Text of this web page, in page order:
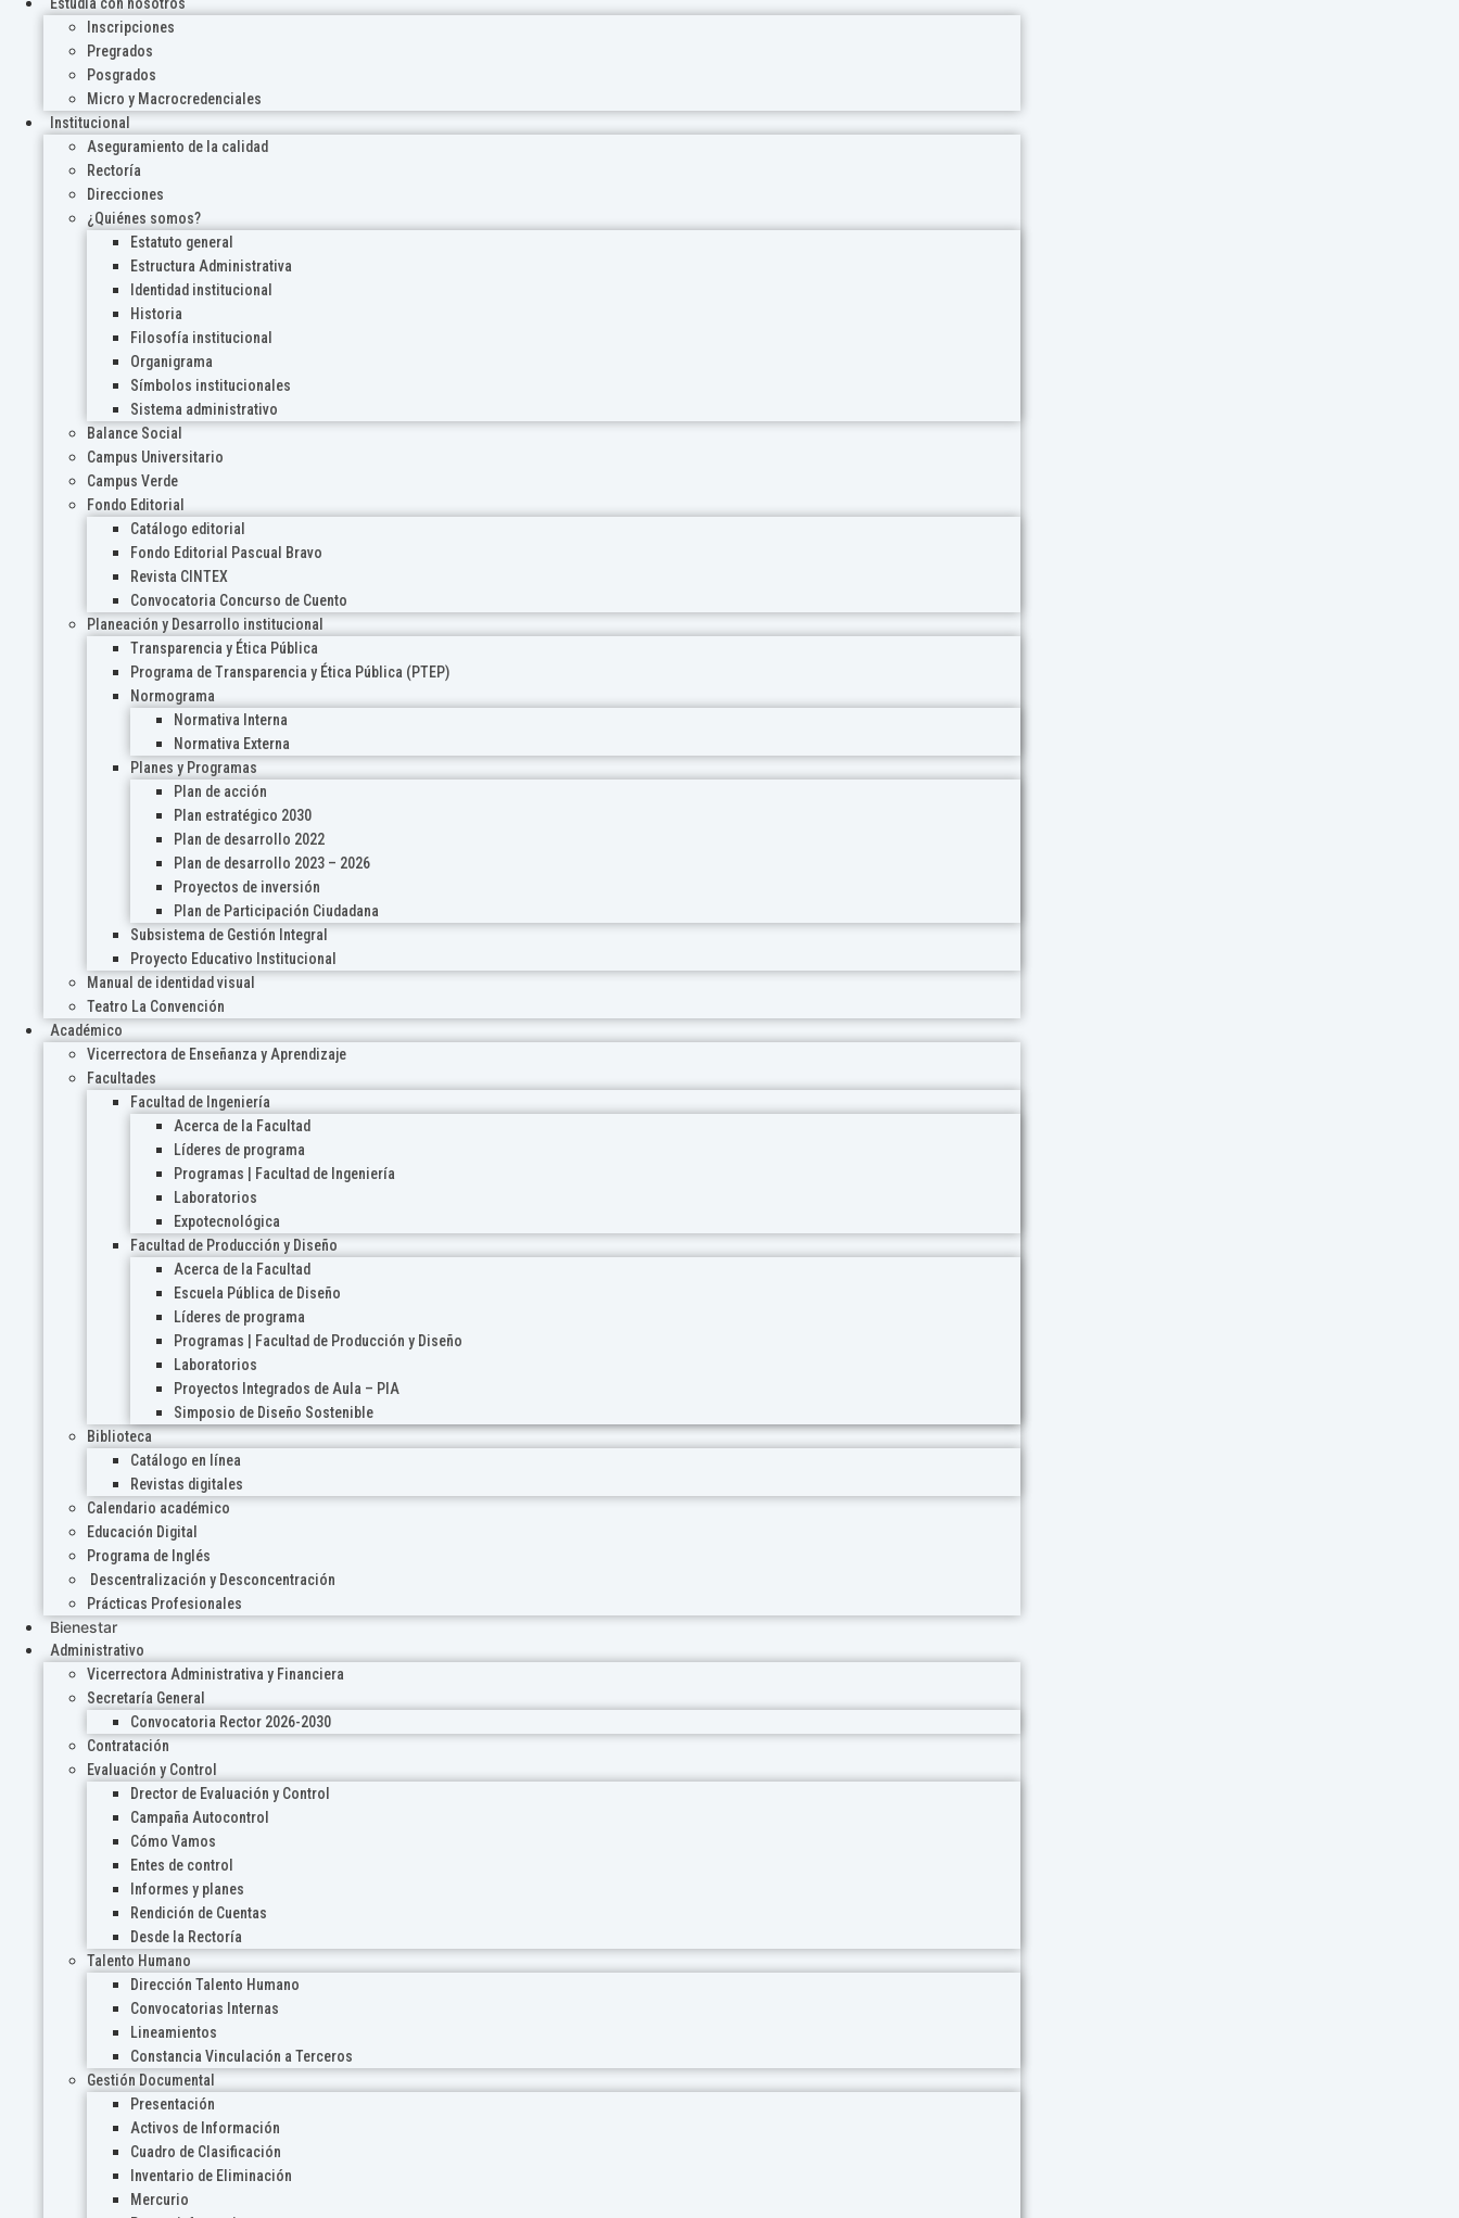
Inscripciones
Pregrados
Posgrados
Micro y Macrocredenciales
Institucional
Aseguramiento de la calidad
Rectoría
Direcciones
¿Quiénes somos?
Estatuto general
Estructura Administrativa
Identidad institucional
Historia
Filosofía institucional
Organigrama
Símbolos institucionales
Sistema administrativo
Balance Social
Campus Universitario
Campus Verde
Fondo Editorial
Catálogo editorial
Fondo Editorial Pascual Bravo
Revista CINTEX
Convocatoria Concurso de Cuento
Planeación y Desarrollo institucional
Transparencia y Ética Pública
Programa de Transparencia y Ética Pública (PTEP)
Normograma
Normativa Interna
Normativa Externa
Planes y Programas
Plan de acción
Plan estratégico 2030
Plan de desarrollo 2022
Plan de desarrollo 2023 – 2026
Proyectos de inversión
Plan de Participación Ciudadana
Subsistema de Gestión Integral
Proyecto Educativo Institucional
Manual de identidad visual
Teatro La Convención
Académico
Vicerrectora de Enseñanza y Aprendizaje
Facultades
Facultad de Ingeniería
Acerca de la Facultad
Líderes de programa
Programas | Facultad de Ingeniería
Laboratorios
Expotecnológica
Facultad de Producción y Diseño
Acerca de la Facultad
Escuela Pública de Diseño
Líderes de programa
Programas | Facultad de Producción y Diseño
Laboratorios
Proyectos Integrados de Aula – PIA
Simposio de Diseño Sostenible
Biblioteca
Catálogo en línea
Revistas digitales
Calendario académico
Educación Digital
Programa de Inglés
Descentralización y Desconcentración
Prácticas Profesionales
Bienestar
Administrativo
Vicerrectora Administrativa y Financiera
Secretaría General
Convocatoria Rector 2026-2030
Contratación
Evaluación y Control
Drector de Evaluación y Control
Campaña Autocontrol
Cómo Vamos
Entes de control
Informes y planes
Rendición de Cuentas
Desde la Rectoría
Talento Humano
Dirección Talento Humano
Convocatorias Internas
Lineamientos
Constancia Vinculación a Terceros
Gestión Documental
Presentación
Activos de Información
Cuadro de Clasificación
Inventario de Eliminación
Mercurio